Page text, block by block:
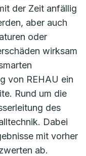
der Zeit anfällig
aber auch
oder
wirksam
von REHAU ein
Rund um die
des
Dabei
mit vorher
ab.